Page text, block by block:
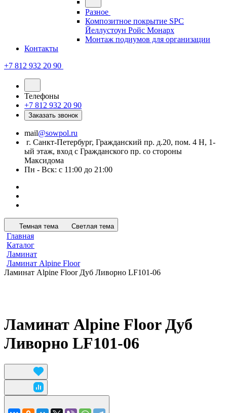
Разное
Композитное покрытие SPC
Йеллустоун Ройс Монарх
Монтаж подиумов для организации
Контакты
+7 812 932 20 90
Телефоны
+7 812 932 20 90
Заказать звонок
mail@sowpol.ru
г. Санкт-Петербург, Гражданский пр. д.20, пом. 4 Н, 1-
ый этаж, вход с Гражданского пр. со стороны
Максидома
Пн - Вск: с 11:00 до 21:00
Темная тема Светлая тема
Главная
Каталог
Ламинат
Ламинат Alpine Floor
Ламинат Alpine Floor Дуб Ливорно LF101-06
Ламинат Alpine Floor Дуб
Ливорно LF101-06